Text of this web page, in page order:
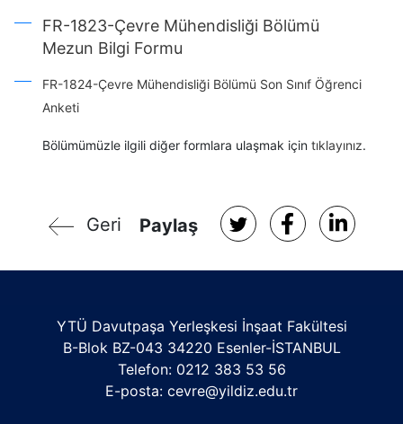
FR-1823-Çevre Mühendisliği Bölümü
Mezun Bilgi Formu
FR-1824-Çevre Mühendisliği Bölümü Son Sınıf Öğrenci
Anketi
Bölümümüzle ilgili diğer formlara ulaşmak için tıklayınız.
Geri Paylaş
YTÜ Davutpaşa Yerleşkesi İnşaat Fakültesi
B-Blok BZ-043 34220 Esenler-İSTANBUL
Telefon: 0212 383 53 56
E-posta: cevre@yildiz.edu.tr